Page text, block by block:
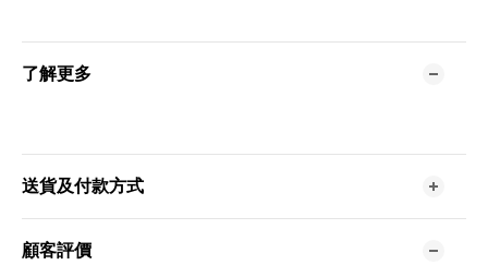
了解更多
送貨及付款方式
顧客評價